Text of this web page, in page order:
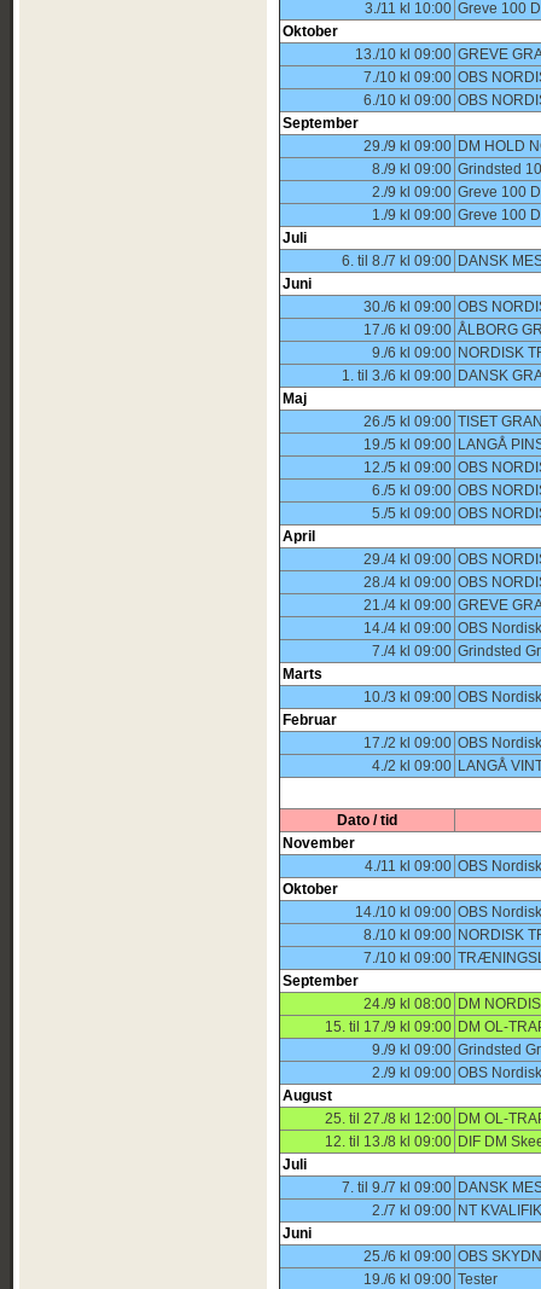
3./11 kl 10:00 Greve 100
Oktober
13./10 kl 09:00 GREVE
7./10 kl 09:00 OBS
6./10 kl 09:00 OBS
September
29./9 kl 09:00 DM HOLD
8./9 kl 09:00 Grindsted
2./9 kl 09:00 Greve 100
1./9 kl 09:00 Greve 100
Juli
6. til 8./7 kl 09:00 DANSK
Juni
30./6 kl 09:00 OBS
17./6 kl 09:00 ÅLBORG
9./6 kl 09:00 NORDISK
1. til 3./6 kl 09:00 DANSK
Maj
26./5 kl 09:00 TISET
19./5 kl 09:00 LANGÅ
12./5 kl 09:00 OBS
6./5 kl 09:00 OBS
5./5 kl 09:00 OBS
April
29./4 kl 09:00 OBS
28./4 kl 09:00 OBS
21./4 kl 09:00 GREVE
14./4 kl 09:00 OBS
7./4 kl 09:00 Grindsted
Marts
10./3 kl 09:00 OBS
Februar
17./2 kl 09:00 OBS
4./2 kl 09:00 LANGÅ
Dato / tid
November
4./11 kl 09:00 OBS
Oktober
14./10 kl 09:00 OBS
8./10 kl 09:00 NORDISK
7./10 kl 09:00
September
24./9 kl 08:00 DM
15. til 17./9 kl 09:00 DM OL-
9./9 kl 09:00 Grindsted
2./9 kl 09:00 OBS
August
25. til 27./8 kl 12:00 DM OL-
12. til 13./8 kl 09:00 DIF DM
Juli
7. til 9./7 kl 09:00 DANSK
2./7 kl 09:00 NT
Juni
25./6 kl 09:00 OBS
19./6 kl 09:00 Tester